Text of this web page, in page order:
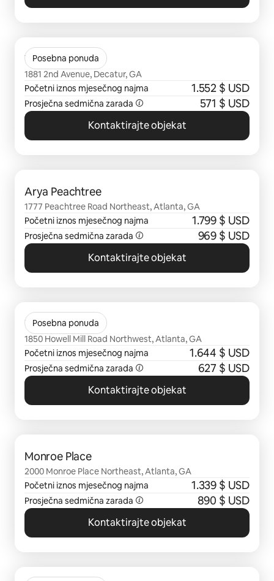
Posebna ponuda
Vela Park
1881 2nd Avenue, Decatur, GA
Početni iznos mjesečnog najma
1.552 $ USD
Prosječna sedmična zarada 571 $ USD
Kontaktirajte objekat
Arya Peachtree
1777 Peachtree Road Northeast, Atlanta, GA
Početni iznos mjesečnog najma
1.799 $ USD
Prosječna sedmična zarada 969 $ USD
Kontaktirajte objekat
Posebna ponuda
The Howell
1850 Howell Mill Road Northwest, Atlanta, GA
Početni iznos mjesečnog najma
1.644 $ USD
Prosječna sedmična zarada 627 $ USD
Kontaktirajte objekat
Monroe Place
2000 Monroe Place Northeast, Atlanta, GA
Početni iznos mjesečnog najma
1.339 $ USD
Prosječna sedmična zarada 890 $ USD
Kontaktirajte objekat